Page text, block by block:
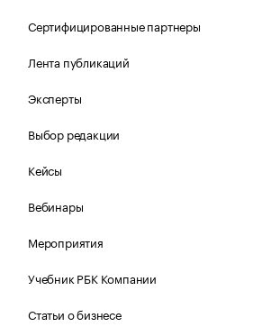
Сертифицированные партнеры
Лента публикаций
Эксперты
Выбор редакции
Кейсы
Вебинары
Мероприятия
Учебник РБК Компании
Статьи о бизнесе